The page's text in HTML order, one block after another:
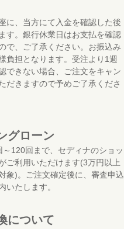
に、当方にて入金を確認した後
す。銀行休業日はお支払を確認
で、ご了承ください。お振込み
負担となります。受注より1週
できない場合、ご注文をキャン
だきますので予めご了承くださ
グローン
120回まで、セディナのショッ
ご利用いただけます(3万円以上
象)。ご注文確定後に、審査申込
いたします。
について